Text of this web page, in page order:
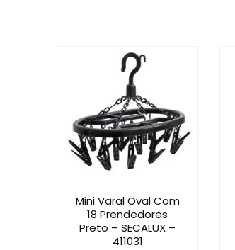
Mini Varal Oval Com
18 Prendedores
Preto – SECALUX –
411031